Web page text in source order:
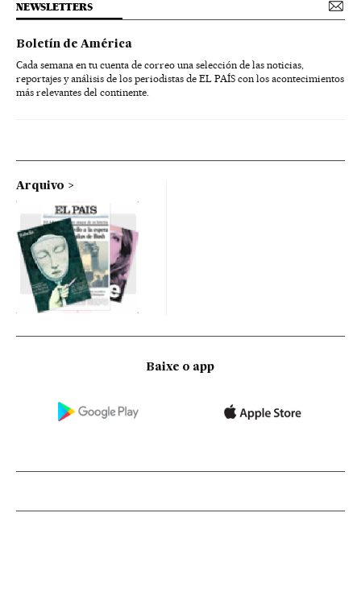
NEWSLETTERS
Boletín de América
Cada semana en tu cuenta de correo una selección de las noticias,
reportajes y análisis de los periodistas de EL PAÍS con los acontecimientos
más relevantes del continente.
Arquivo
Baixe o app